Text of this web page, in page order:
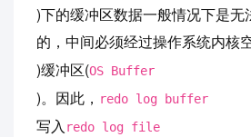
)下的缓冲区数据一般情况下是无
的，中间必须经过操作系统内核
)缓冲区(OS Buffer
)。因此， redo log buffer
写入 redo log file